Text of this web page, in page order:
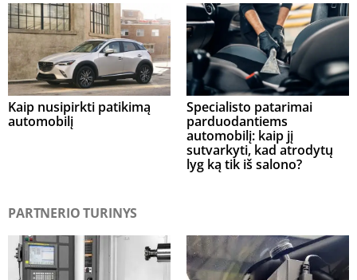
Kaip nusipirkti patikimą
automobilį
Specialisto patarimai
parduodantiems
automobilį: kaip jį
sutvarkyti, kad atrodytų
lyg ką tik iš salono?
PARTNERIO TURINYS